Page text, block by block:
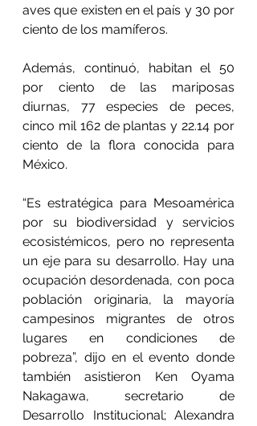
aves que existen en el país y 30 por
ciento de los mamíferos.
Además, continuó, habitan el 50
por ciento de las mariposas
diurnas, 77 especies de peces,
cinco mil 162 de plantas y 22.14 por
ciento de la flora conocida para
México.
“Es estratégica para Mesoamérica
por su biodiversidad y servicios
ecosistémicos, pero no representa
un eje para su desarrollo. Hay una
ocupación desordenada, con poca
población originaria, la mayoría
campesinos migrantes de otros
lugares en condiciones de
pobreza”, dijo en el evento donde
también asistieron Ken Oyama
Nakagawa, secretario de
Desarrollo Institucional; Alexandra